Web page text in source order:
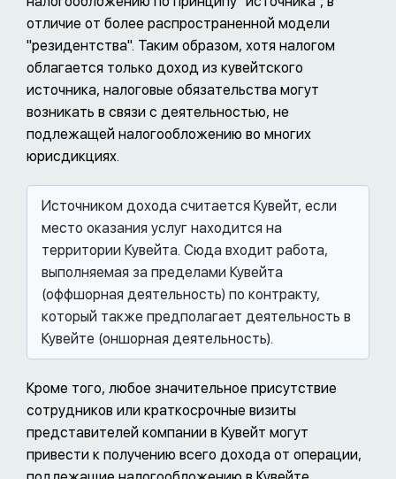
отличие от более распространенной модели
"резидентства". Таким образом, хотя налогом
облагается только доход из кувейтского
источника, налоговые обязательства могут
возникать в связи с деятельностью, не
подлежащей налогообложению во многих
юрисдикциях.
Источником дохода считается Кувейт, если
место оказания услуг находится на
территории Кувейта. Сюда входит работа,
выполняемая за пределами Кувейта
(оффшорная деятельность) по контракту,
который также предполагает деятельность в
Кувейте (оншорная деятельность).
Кроме того, любое значительное присутствие
сотрудников или краткосрочные визиты
представителей компании в Кувейт могут
привести к получению всего дохода от операции,